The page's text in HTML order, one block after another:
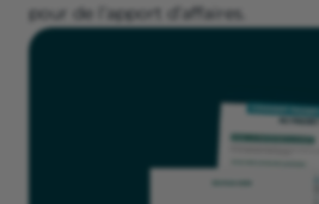
pour de l’apport d’affaires.